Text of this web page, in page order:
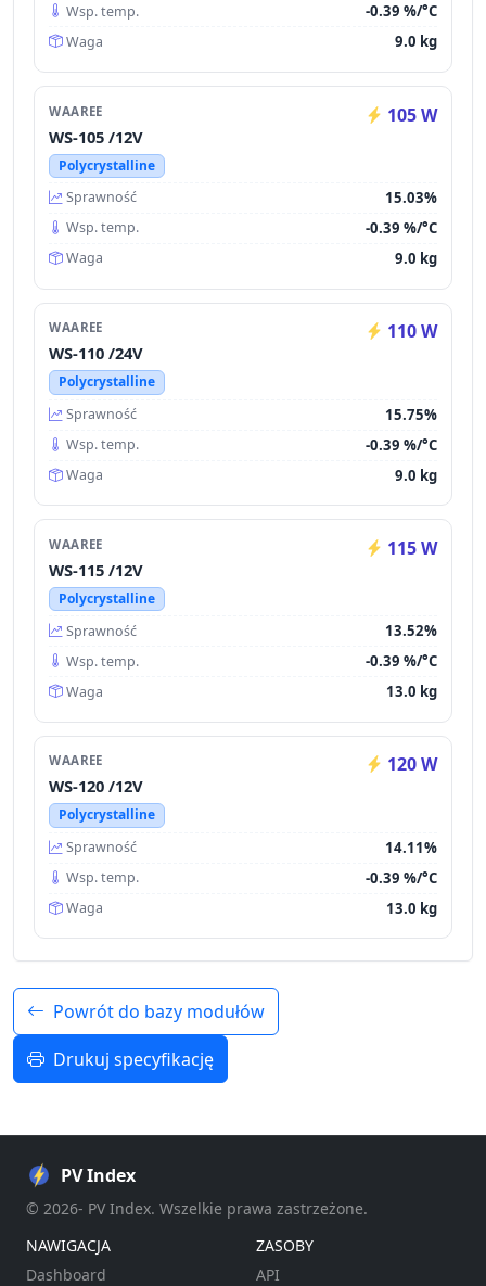
Wsp. temp. -0.39 %/°C
Waga 9.0 kg
WAAREE 105 W
WS-105 /12V
Polycrystalline
Sprawność
15.03%
Wsp. temp. -0.39 %/°C
Waga 9.0 kg
WAAREE 110 W
WS-110 /24V
Polycrystalline
Sprawność
15.75%
Wsp. temp. -0.39 %/°C
Waga 9.0 kg
WAAREE 115 W
WS-115 /12V
Polycrystalline
Sprawność
13.52%
Wsp. temp. -0.39 %/°C
Waga 13.0 kg
WAAREE 120 W
WS-120 /12V
Polycrystalline
Sprawność
14.11%
Wsp. temp. -0.39 %/°C
Waga 13.0 kg
Powrót do bazy modułów
Drukuj specyfikację
PV Index
© 2026- PV Index. Wszelkie prawa zastrzeżone.
NAWIGACJA
Dashboard
ZASOBY
API